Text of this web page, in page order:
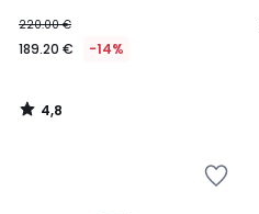
220.00 €
189.20 € -14%
4,8
/